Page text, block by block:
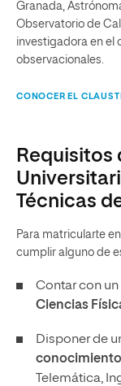
Granada,
Observatorio de
investigadora en el
observacionales.
CONOCER EL
Requisitos
Técnicas
Para matricularte
cumplir alguno de
Contar con
Ciencias
Disponer de
Telemática,